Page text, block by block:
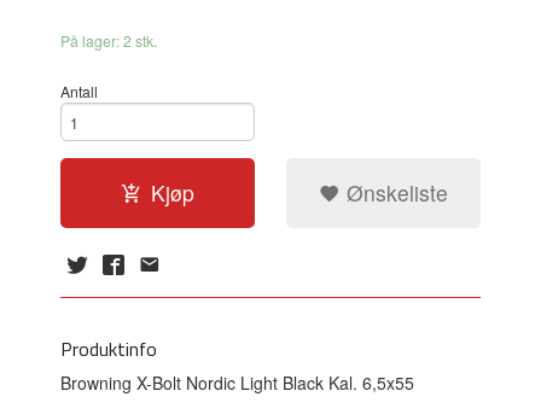
På lager: 2 stk.
Antall
Kjøp Ønskeliste
Produktinfo
Browning X-Bolt Nordic Light Black Kal. 6,5x55